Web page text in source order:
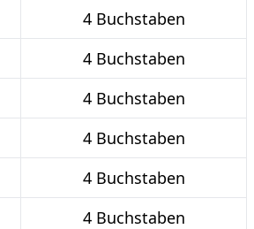
4 Buchstaben
4 Buchstaben
4 Buchstaben
4 Buchstaben
4 Buchstaben
4 Buchstaben